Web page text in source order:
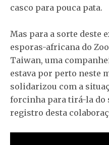
casco para pouca pata.
Mas para a sorte deste
esporas-africana do
Taiwan, uma
estava por perto neste
solidarizou com a
forcinha para tirá-la do
registro desta